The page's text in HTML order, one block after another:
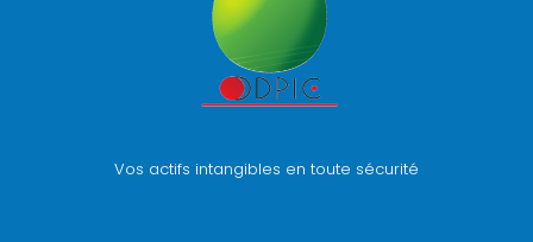
Vos actifs intangibles en toute sécurité